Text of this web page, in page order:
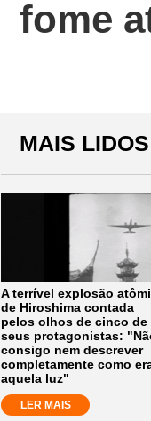
fome
MAIS LIDOS
A terrível explosão
de Hiroshima contada
pelos olhos de cinco de
seus protagonistas:
consigo nem descrever
completamente como
aquela luz"
LER MAIS